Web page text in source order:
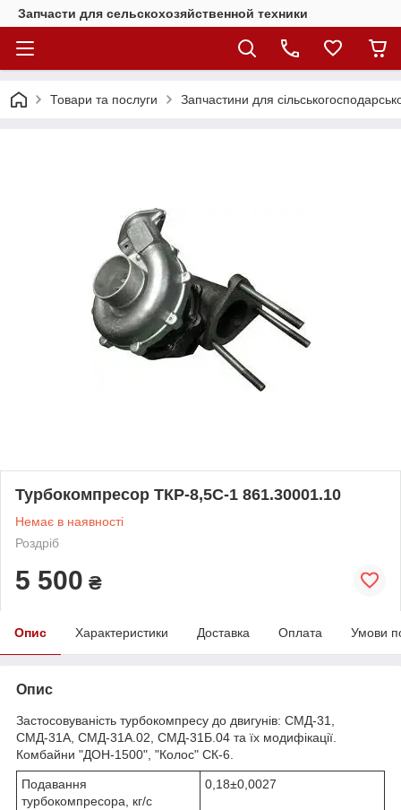
Запчасти для сельскохозяйственной техники
Товари та послуги Запчастини для
Турбокомпресор ТКР-8,5С-1 861.30001.10
Немає в наявності
Роздріб
5 500 ₴
Опис Характеристики Доставка Оплата Умови
Опис
Застосовуваність турбокомпресу до двигунів: СМД-31,
СМД-31А, СМД-31А.02, СМД-31Б.04 та їх модифікації.
Комбайни "ДОН-1500", "Колос" СК-6.
Подавання
турбокомпресора, кг/с
0,18±0,0027